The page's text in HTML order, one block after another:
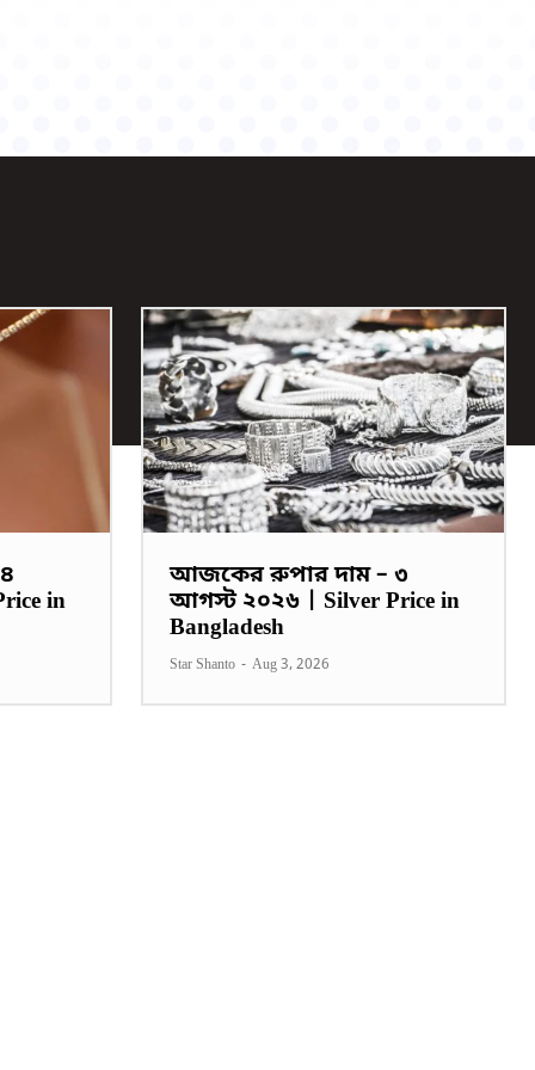
in
আজকের রুপার দাম – ৩
আগস্ট ২০২৬ | Silver Price in
Bangladesh
Star Shanto - Aug 3, 2026